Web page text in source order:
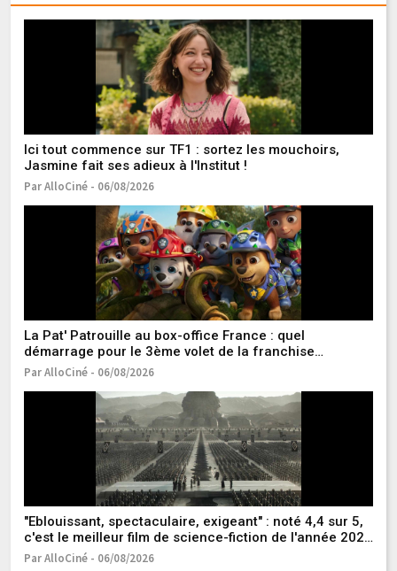
Ici tout commence sur TF1 : sortez les mouchoirs,
Jasmine fait ses adieux à l'Institut !
Par AlloCiné - 06/08/2026
La Pat' Patrouille au box-office France : quel
démarrage pour le 3ème volet de la franchise
familiale ?
Par AlloCiné - 06/08/2026
"Eblouissant, spectaculaire, exigeant" : noté 4,4 sur 5,
c'est le meilleur film de science-fiction de l'année 2024
et on le doit à un maître incontesté du genre !
Par AlloCiné - 06/08/2026